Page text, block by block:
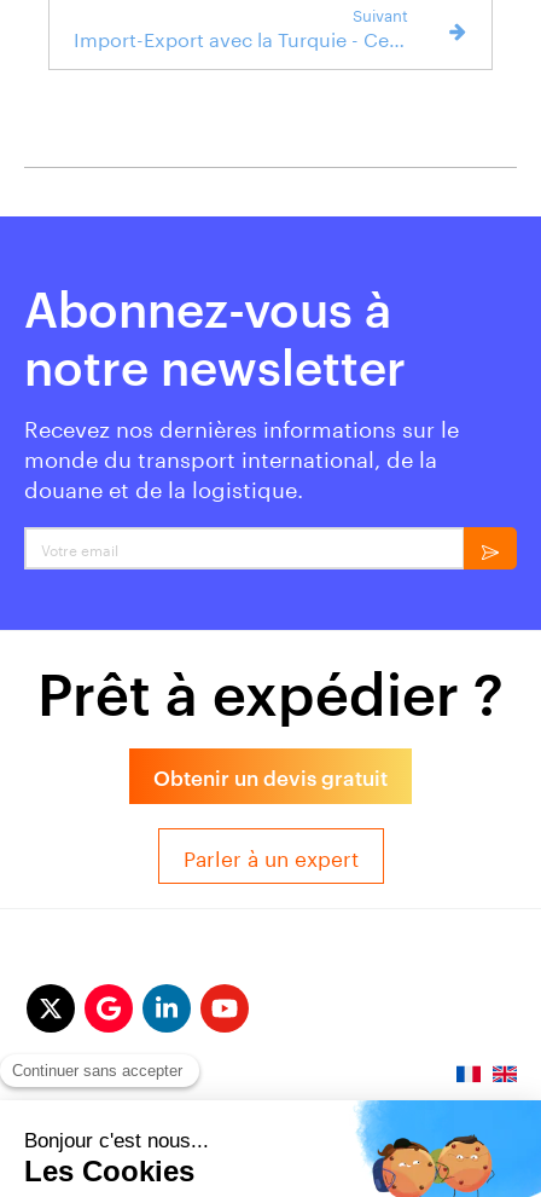
Suivant
Import-Export avec la Turquie - Certificat A.TR : nouvelles modalités douanières
Abonnez-vous à
notre newsletter
Recevez nos dernières informations sur le
monde du transport international, de la
douane et de la logistique.
Votre email
Prêt à expédier ?
Obtenir un devis gratuit
Parler à un expert
© 2017-2025 QUALITAIR&SEA Dimotrans Group. Tout droits réservés.